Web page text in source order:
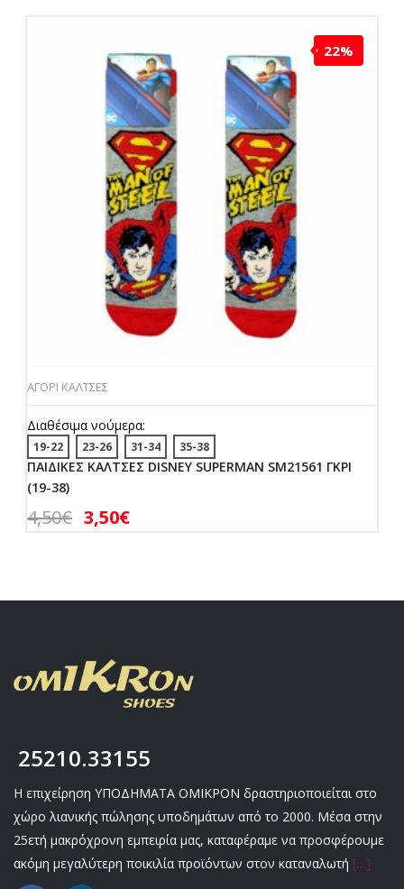
22%
ΑΓΟΡΙ ΚΑΛΤΣΕΣ
Διαθέσιμα νούμερα:
19-22 23-26 31-34 35-38
ΠΑΙΔΙΚΕΣ ΚΑΛΤΣΕΣ DISNEY SUPERMAN SM21561 ΓΚΡΙ
(19-38)
4,50€ 3,50€
25210.33155
Η επιχείρηση ΥΠΟΔΗΜΑΤΑ ΟΜΙΚΡΟΝ δραστηριοποιείται στο
χώρο λιανικής πώλησης υποδημάτων από το 2000. Μέσα στην
25ετή μακρόχρονη εμπειρία μας, καταφέραμε να προσφέρουμε
ακόμη μεγαλύτερη ποικιλία προϊόντων στον καταναλωτή […]